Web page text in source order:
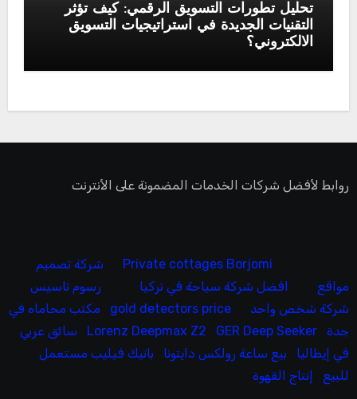
تحليل تطورات التسويق الرقمي: كيف تؤثر
التقنيات الجديدة في استراتيجيات التسويق
الالكتروني؟
روابط لأفضل شركات الخدمات المضمونة على الأنترنت
Private cottages Borjomi
شركة تصميم
مواقع
افضل شركة سياحة في تركيا
رسوم تاسيس
شركة شخص واحد
gold detectors price
مكتب محاماه في
جدة
Lorenz Deepmax Z2 GER Deep Seeker
سائق عربي
في إيطاليا
بيع ساعة رولكس دايتونا
باتيك فيليب مستعمل
للبيع
إنتاج القهوة